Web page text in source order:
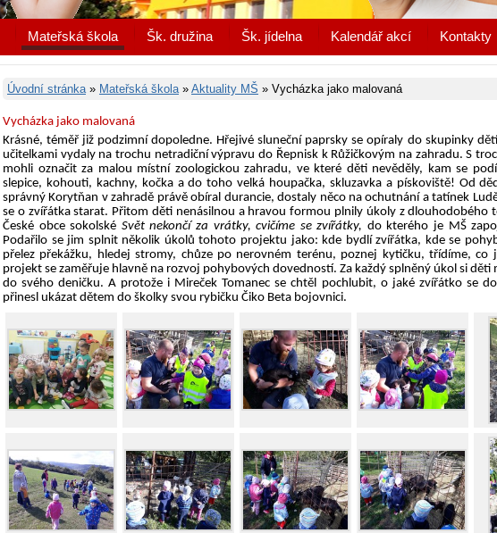
Mateřská škola Šk. družina Šk. jídelna Kalendář akcí Kontakty
Úvodní stránka» Mateřská škola» Aktuality MŠ » Vycházka jako malovaná
Vycházka jako malovaná
Krásné, téměř již podzimní dopoledne. Hřejivé sluneční paprsky se opíraly do skupinky
učitelkami vydaly na trochu netradiční výpravu do Řepnisk k Růžičkovým na zahradu. S
mohli označit za malou místní zoologickou zahradu, ve které děti nevěděly, kam se
slepice, kohouti, kachny, kočka a do toho velká houpačka, skluzavka a pískoviště! Od
správný Korytňan v zahradě právě obíral durancie, dostaly něco na ochutnání a tatínek
se o zvířátka starat. Přitom děti nenásilnou a hravou formou plnily úkoly z dlouhodobého
České obce sokolské Svět nekončí za vrátky, cvičíme se zvířátky, do kterého je MŠ
Podařilo se jim splnit několik úkolů tohoto projektu jako: kde bydlí zvířátka, kde se
přelez překážku, hledej stromy, chůze po nerovném terénu, poznej kytičku, třídíme, co
projekt se zaměřuje hlavně na rozvoj pohybových dovedností. Za každý splněný úkol si děti
do svého deničku. A protože i Mireček Tomanec se chtěl pochlubit, o jaké zvířátko se
přinesl ukázat dětem do školky svou rybičku Čiko Beta bojovnici.